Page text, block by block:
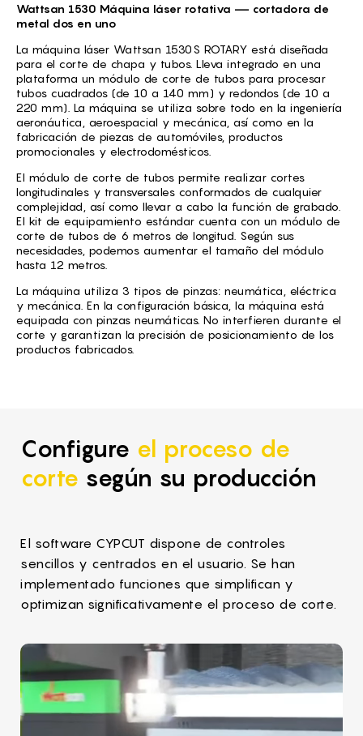
Wattsan 1530 Máquina láser rotativa — cortadora de
metal dos en uno
La máquina láser Wattsan 1530S ROTARY está diseñada
para el corte de chapa y tubos. Lleva integrado en una
plataforma un módulo de corte de tubos para procesar
tubos cuadrados (de 10 a 140 mm) y redondos (de 10 a
220 mm). La máquina se utiliza sobre todo en la ingeniería
aeronáutica, aeroespacial y mecánica, así como en la
fabricación de piezas de automóviles, productos
promocionales y electrodomésticos.
El módulo de corte de tubos permite realizar cortes
longitudinales y transversales conformados de cualquier
complejidad, así como llevar a cabo la función de grabado.
El kit de equipamiento estándar cuenta con un módulo de
corte de tubos de 6 metros de longitud. Según sus
necesidades, podemos aumentar el tamaño del módulo
hasta 12 metros.
La máquina utiliza 3 tipos de pinzas: neumática, eléctrica
y mecánica. En la configuración básica, la máquina está
equipada con pinzas neumáticas. No interfieren durante el
corte y garantizan la precisión de posicionamiento de los
productos fabricados.
Configure el proceso de
corte según su producción
El software CYPCUT dispone de controles
sencillos y centrados en el usuario. Se han
implementado funciones que simplifican y
optimizan significativamente el proceso de corte.